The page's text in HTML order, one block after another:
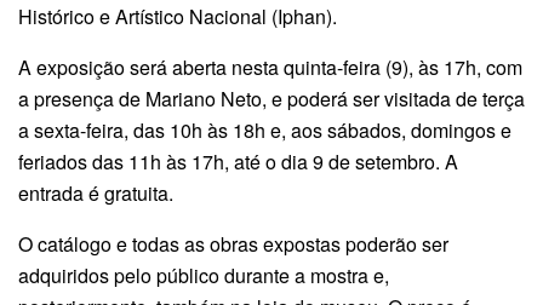
Histórico e Artístico Nacional (Iphan).
A exposição será aberta nesta quinta-feira (9), às 17h, com
a presença de Mariano Neto, e poderá ser visitada de terça
a sexta-feira, das 10h às 18h e, aos sábados, domingos e
feriados das 11h às 17h, até o dia 9 de setembro. A
entrada é gratuita.
O catálogo e todas as obras expostas poderão ser
adquiridos pelo público durante a mostra e,